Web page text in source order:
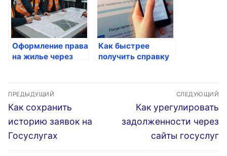
Оформление права
на жилье через
Как быстрее
получить справку
Навигация
по
записям
ПРЕДЫДУЩИЙ
Предыдущая
запись:
Как сохранить
историю заявок на
Госуслугах
СЛЕДУЮЩИЙ
Следующая
запись:
Как урегулировать
задолженности через
сайты госуслуг